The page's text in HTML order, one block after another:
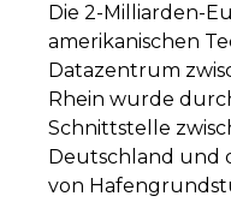
Die 2-Milliarden-
amerikanischen
Datazentrum
Rhein wurde
Schnittstelle
Deutschland und
von